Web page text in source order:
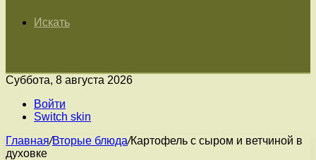
Искать
Суббота, 8 августа 2026
Войти
Switch skin
Главная/Вторые блюда/Картофель с сыром и ветчиной в
духовке